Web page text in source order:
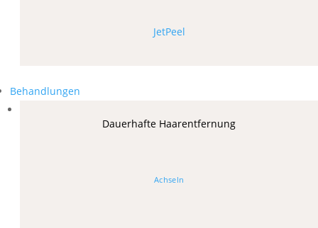
JetPeel
Behandlungen
Dauerhafte Haarentfernung
Achseln